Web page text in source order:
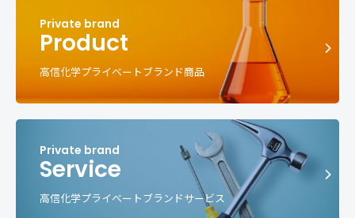
Product
高信化学プライベートブランド商品
Service
高信化学プライベートブランドサービス